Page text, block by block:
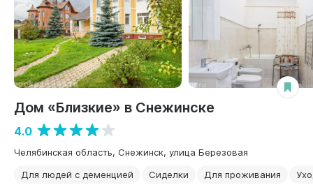
Дом «Близкие» в Снежинске
4.0
Челябинская область, Снежинск, улица Березовая
Для людей с деменцией
Сиделки Для проживания